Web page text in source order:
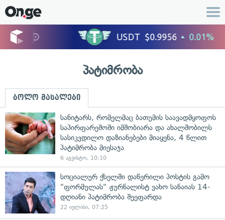
პატიმრობა
ბოლო მასალები
სანიტარს, რომელმაც ბათუმის საავადმყოფოს
საპირფარეშოში იმშობიარა და ახალშობილს
სასიკვდილო დაზიანებები მიაყენა, 4 წლით
პატიმრობა მიესაჯა
6 აგვისტო, 10:10
სოციალურ ქსელში დაწერილი პოსტის გამო
"ფორმულას" ჟურნალისტ ვახო სანაიას 14-
დღიანი პატიმრობა შეეფარდა
22 ივლისი, 07:25